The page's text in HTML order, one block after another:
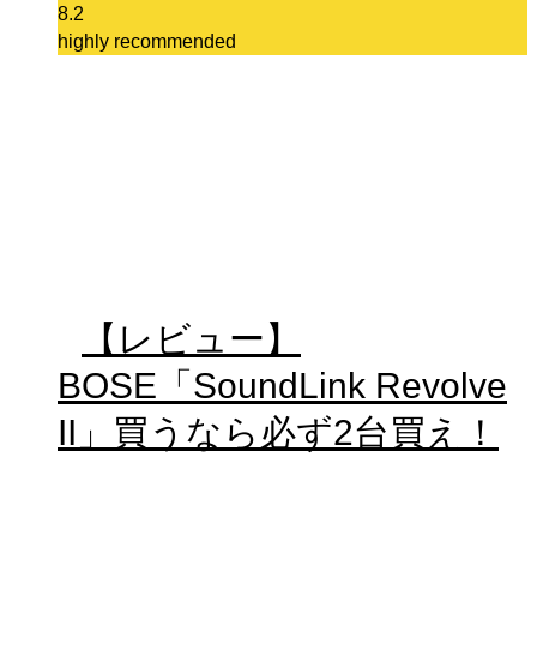
8.2
highly recommended
【レビュー】
BOSE「SoundLink Revolve
II」買うなら必ず2台買え！